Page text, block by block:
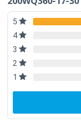
5
4
3
2
1